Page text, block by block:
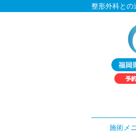
整形外科との
施術メ